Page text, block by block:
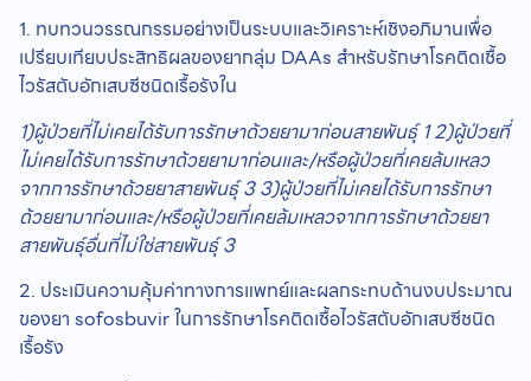
1. ทบทวนวรรณกรรมอย่างเป็นระบบและวิเคราะห์เชิงอภิมานเพื่อ
เปรียบเทียบประสิทธิผลของยากลุ่ม DAAs สำหรับรักษาโรคติดเชื้อ
ไวรัสตับอักเสบซีชนิดเรื้อรังใน
1)ผู้ป่วยที่ไม่เคยได้รับการรักษาด้วยยามาก่อนสายพันธุ์ 1 2)ผู้ป่วยที่
ไม่เคยได้รับการรักษาด้วยยามาก่อนและ/หรือผู้ป่วยที่เคยล้มเหลว
จากการรักษาด้วยยาสายพันธุ์ 3 3)ผู้ป่วยที่ไม่เคยได้รับการรักษา
ด้วยยามาก่อนและ/หรือผู้ป่วยที่เคยล้มเหลวจากการรักษาด้วยยา
สายพันธุ์อื่นที่ไม่ใช่สายพันธุ์ 3
2. ประเมินความคุ้มค่าทางการแพทย์และผลกระทบด้านงบประมาณ
ของยา sofosbuvir ในการรักษาโรคติดเชื้อไวรัสตับอักเสบซีชนิด
เรื้อรัง